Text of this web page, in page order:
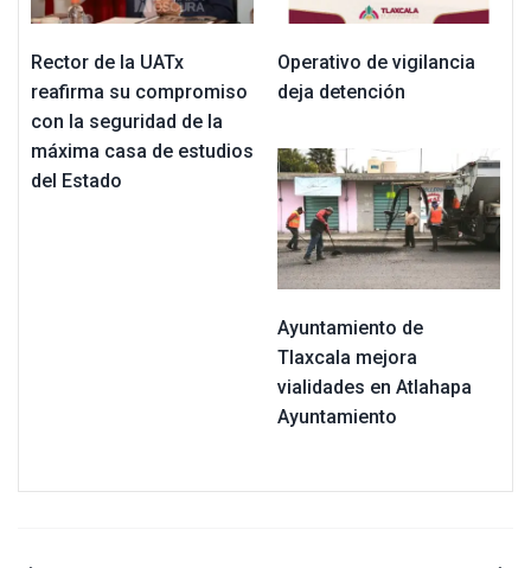
Rector de la UATx
reafirma su compromiso
con la seguridad de la
máxima casa de estudios
del Estado
Operativo de vigilancia
deja detención
Ayuntamiento de
Tlaxcala mejora
vialidades en Atlahapa
Ayuntamiento